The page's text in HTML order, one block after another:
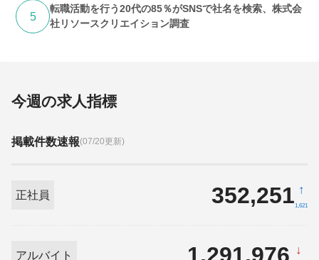
5
転職活動を行う20代の85％がSNSで社名を検索、株式会
社リソースクリエイション調査
今週の求人指標
掲載件数速報(07/20更新)
正社員 352,251 ↑
1,621
アルバイト ↓